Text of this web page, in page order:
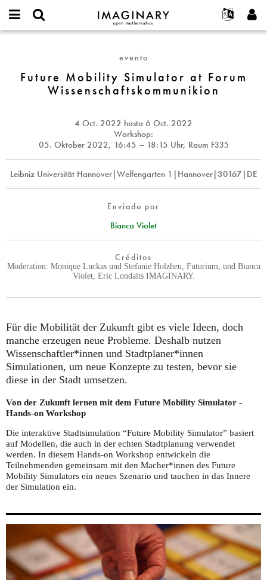
IMAGINARY
open
Français
Deutsch
한국어
Türkçe
Programas
Galerías
Interactivos
Textos
Más...
Proyectos
Participar
Contacto
username
Crear nueva cuenta
Solicitar una nueva contraseña
Simulator
Wissenschaftskommunikion
evento
Future Mobility Simulator at Forum
Wissenschaftskommunikion
4 Oct. 2022 hasta 6 Oct. 2022
Workshop:
05. Oktober 2022, 16:45 – 18:15 Uhr, Raum F335
Leibniz Universität Hannover|Welfengarten 1|Hannover|30167|DE
Enviado por
Bianca Violet
Créditos
Moderation: Monique Luckas und Stefanie Holzheu, Futurium, und Bianca
Violet, Eric Londaits IMAGINARY.
Für die Mobilität der Zukunft gibt es viele Ideen, doch
manche erzeugen neue Probleme. Deshalb nutzen
Wissenschaftler*innen und Stadtplaner*innen
Simulationen, um neue Konzepte zu testen, bevor sie
diese in der Stadt umsetzen.
Von der Zukunft lernen mit dem Future Mobility Simulator -
Hands-on Workshop
Die interaktive Stadtsimulation “Future Mobility Simulator” basiert
auf Modellen, die auch in der echten Stadtplanung verwendet
werden. In diesem Hands-on Workshop entwickeln die
Teilnehmenden gemeinsam mit den Macher*innen des Future
Mobility Simulators ein neues Szenario und tauchen in das Innere
der Simulation ein.